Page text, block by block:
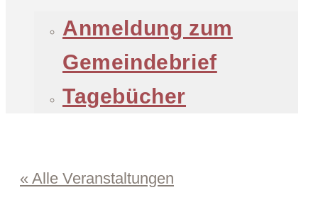
Anmeldung zum
Gemeindebrief
Tagebücher
« Alle Veranstaltungen